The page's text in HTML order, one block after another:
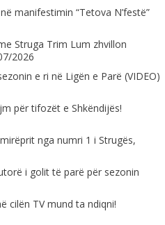
manifestimin “Tetova N’festë”
Struga Trim Lum zhvillon
2026
e ri në Ligën e Parë (VIDEO)
për tifozët e Shkëndijës!
nga numri 1 i Strugës,
i golit të parë për sezonin
cilën TV mund ta ndiqni!